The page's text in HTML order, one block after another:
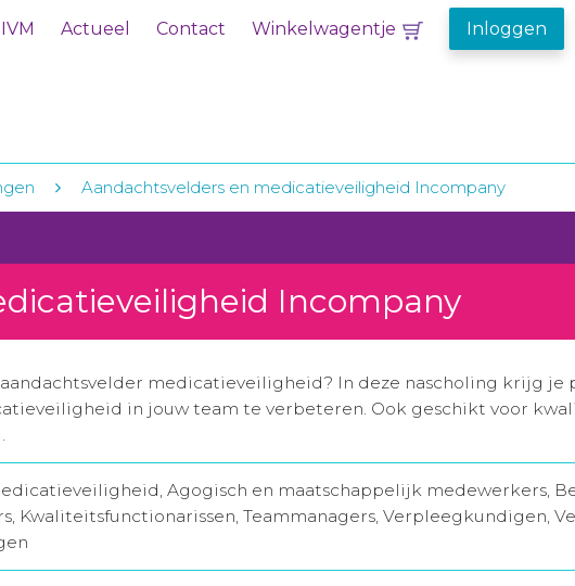
Actueel Contact Winkelwagentje Inloggen
Aandachtsvelders en medicatieveiligheid Incompany
Incompany
medicatieveiligheid? In deze nascholing krijg je
in jouw team te verbeteren. Ook geschikt voor
Agogisch en maatschappelijk medewerkers,
Kwaliteitsfunctionarissen, Teammanagers, Verpleegkundigen,